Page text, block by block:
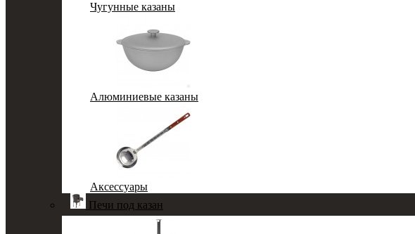
Чугунные казаны
Алюминиевые казаны
Аксессуары
Печи под казан